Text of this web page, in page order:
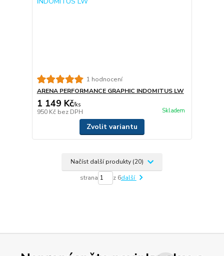
1 hodnocení
ARENA PERFORMANCE GRAPHIC INDOMITUS LW
1 149 Kč/ks
950 Kč bez DPH Skladem
Zvolit variantu
Načíst další produkty (20)
strana z 6další